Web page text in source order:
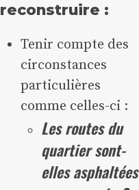
reconstruire :
Tenir compte des
circonstances
particulières
comme celles-ci :
Les routes du
quartier sont-
elles asphaltées